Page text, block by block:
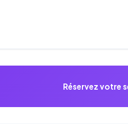
Réservez votre